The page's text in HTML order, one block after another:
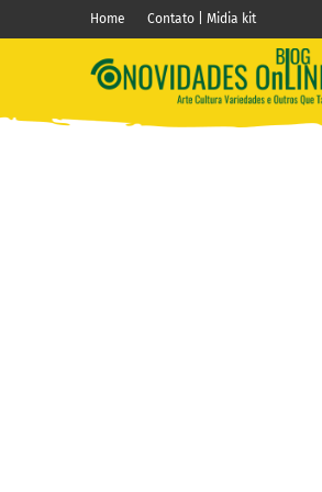
Home Contato | Midia kit